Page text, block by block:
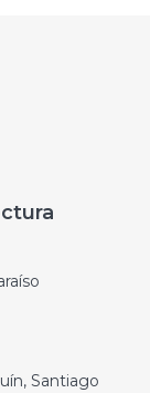
Santiago